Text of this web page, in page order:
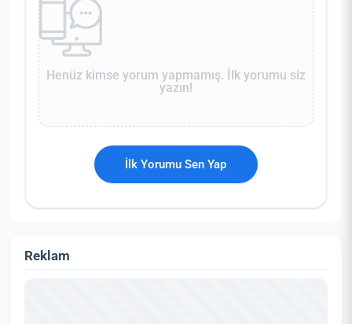
Henüz kimse yorum yapmamış. İlk yorumu siz
yazın!
İlk Yorumu Sen Yap
Reklam